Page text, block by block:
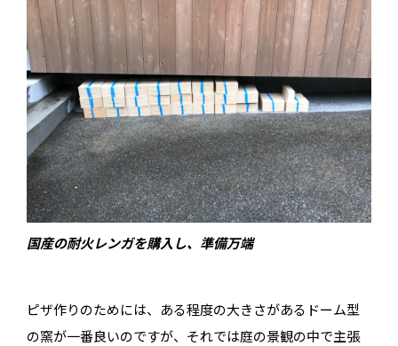
国産の耐火レンガを購入し、準備万端
ピザ作りのためには、ある程度の大きさがあるドーム型
の窯が一番良いのですが、それでは庭の景観の中で主張